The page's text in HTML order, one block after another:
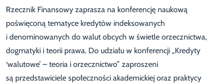
Rzecznik Finansowy zaprasza na konferencję naukową
poświęconą tematyce kredytów indeksowanych
i denominowanych do walut obcych w świetle orzecznictwa,
dogmatyki i teorii prawa. Do udziału w konferencji „Kredyty
‘walutowe’ – teoria i orzecznictwo” zaproszeni
są przedstawiciele społeczności akademickiej oraz praktycy